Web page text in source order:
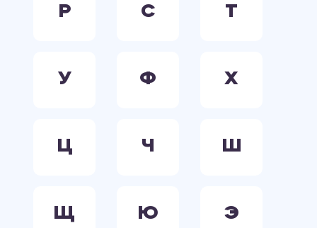
Р С Т
У Ф Х
Ц Ч Ш
Щ Ю Э